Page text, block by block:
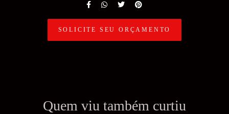
SOLICITE SEU ORÇAMENTO
Quem viu também curtiu